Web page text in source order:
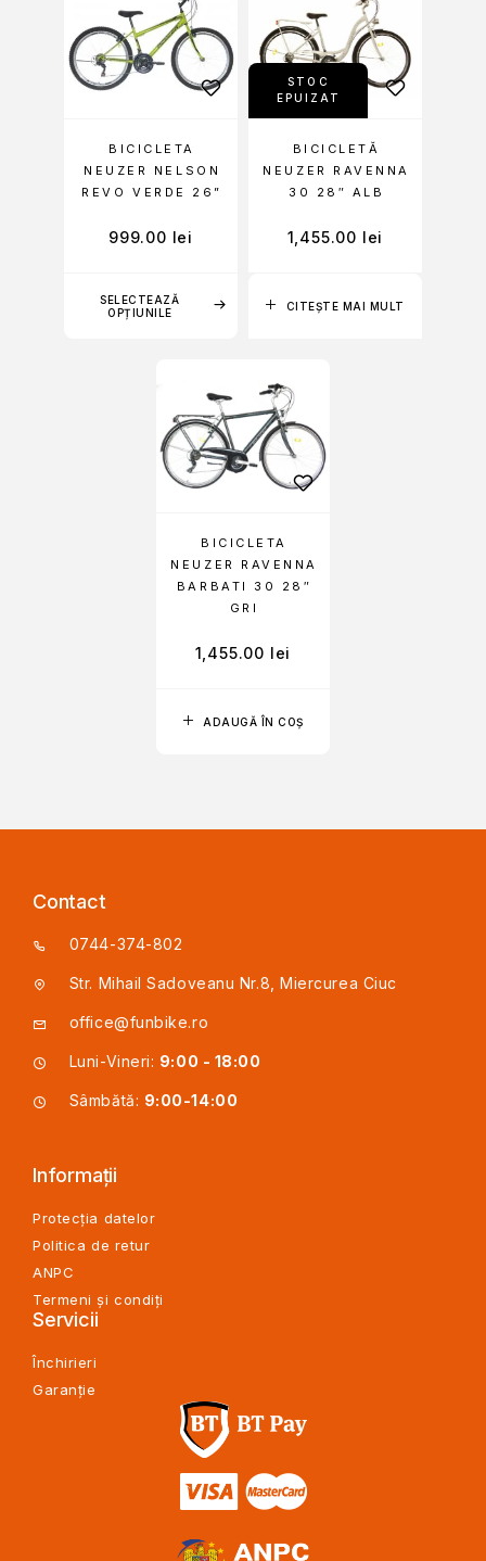
SELECTEAZĂ
OPȚIUNILE
BICICLETA
NEUZER NELSON
REVO VERDE 26”
999.00 lei
STOC
EPUIZAT
CITEȘTE MAI MULT
BICICLETĂ
NEUZER RAVENNA
30 28″ ALB
1,455.00 lei
ADAUGĂ ÎN COȘ
BICICLETA
NEUZER RAVENNA
BARBATI 30 28″
GRI
1,455.00 lei
Contact
0744-374-802
Str. Mihail Sadoveanu Nr.8, Miercurea Ciuc
office@funbike.ro
Luni-Vineri: 9:00 - 18:00
Sâmbătă: 9:00-14:00
Informații
Protecția datelor
Politica de retur
ANPC
Termeni și condiți
Servicii
Închirieri
Garanție